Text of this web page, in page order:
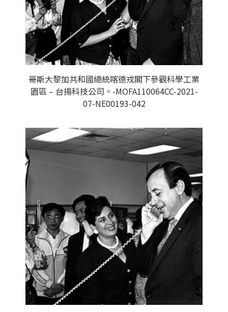
哥斯大黎加共和國總統喀德戎閣下參觀科學工業
園區 – 台揚科技公司。-MOFA110064CC-2021-
07-NE00193-042